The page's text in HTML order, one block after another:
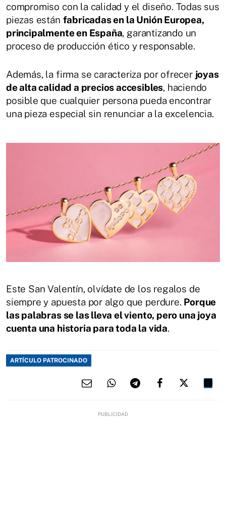
compromiso con la calidad y el diseño. Todas sus
piezas están fabricadas en la Unión Europea,
principalmente en España, garantizando un
proceso de producción ético y responsable.
Además, la firma se caracteriza por ofrecer joyas
de alta calidad a precios accesibles, haciendo
posible que cualquier persona pueda encontrar
una pieza especial sin renunciar a la excelencia.
Este San Valentín, olvídate de los regalos de
siempre y apuesta por algo que perdure. Porque
las palabras se las lleva el viento, pero una joya
cuenta una historia para toda la vida.
ARTÍCULO PATROCINADO